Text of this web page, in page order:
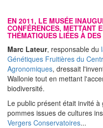
EN 2011, LE MUSÉE
CONFÉRENCES, METTANT
THÉMATIQUES LIÉES À
Marc Lateur, responsable du
Génétiques Fruitières du
Agronomiques, dressait
Wallonie tout en mettant
biodiversité.
Le public présent était invité
pommes issues de cultures
Vergers Conservatoires...